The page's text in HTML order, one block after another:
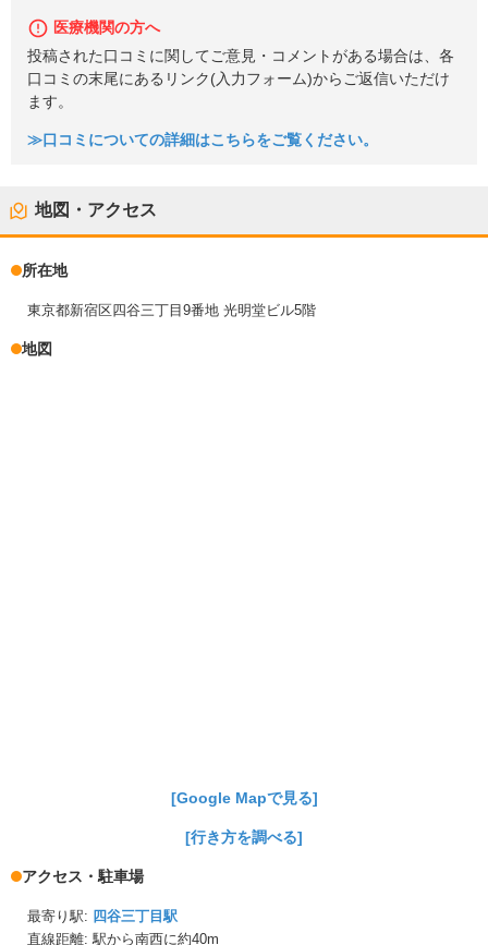
医療機関の方へ
投稿された口コミに関してご意見・コメントがある場合は、各
口コミの末尾にあるリンク(入力フォーム)からご返信いただけ
ます。
≫口コミについての詳細はこちらをご覧ください。
地図・アクセス
所在地
東京都新宿区四谷三丁目9番地 光明堂ビル5階
地図
[Google Mapで見る]
[行き方を調べる]
アクセス・駐車場
最寄り駅: 四谷三丁目駅
直線距離: 駅から南西に約40m